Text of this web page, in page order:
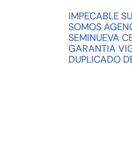
IMPECABLE
SOMOS
SEMINUEVA
GARANTIA
DUPLICADO